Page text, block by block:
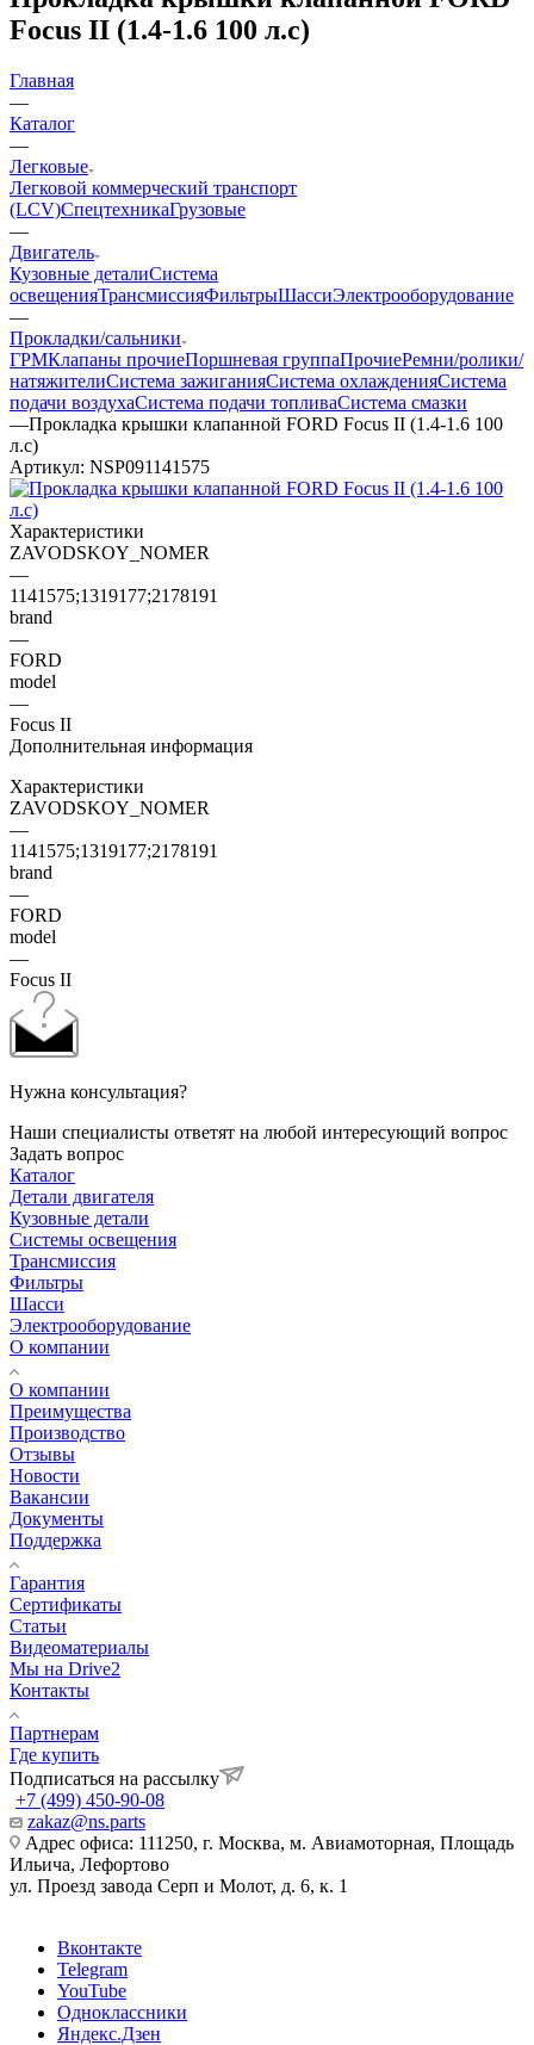
Focus II (1.4-1.6 100 л.с)
Главная
—
Каталог
—
Легковые
Легковой коммерческий транспорт
(LCV)СпецтехникаГрузовые
—
Двигатель
Кузовные деталиСистема
освещенияТрансмиссияФильтрыШассиЭлектрооборудование
—
Прокладки/сальники
ГРМКлапаны прочиеПоршневая группаПрочиеРемни/ролики/
натяжителиСистема зажиганияСистема охлажденияСистема
подачи воздухаСистема подачи топливаСистема смазки
—Прокладка крышки клапанной FORD Focus II (1.4-1.6 100
л.с)
Артикул: NSP091141575
Характеристики
ZAVODSKOY_NOMER
—
1141575;1319177;2178191
brand
—
FORD
model
—
Focus II
Дополнительная информация
Характеристики
ZAVODSKOY_NOMER
—
1141575;1319177;2178191
brand
—
FORD
model
—
Focus II
Нужна консультация?
Наши специалисты ответят на любой интересующий вопрос
Задать вопрос
Каталог
Детали двигателя
Кузовные детали
Системы освещения
Трансмиссия
Фильтры
Шасси
Электрооборудование
О компании
О компании
Преимущества
Производство
Отзывы
Новости
Вакансии
Документы
Поддержка
Гарантия
Сертификаты
Статьи
Видеоматериалы
Мы на Drive2
Контакты
Партнерам
Где купить
Подписаться на рассылку
+7 (499) 450-90-08
zakaz@ns.parts
Адрес офиса: 111250, г. Москва, м. Авиамоторная, Площадь
Ильича, Лефортово
ул. Проезд завода Серп и Молот, д. 6, к. 1
Вконтакте
Telegram
YouTube
Одноклассники
Яндекс.Дзен